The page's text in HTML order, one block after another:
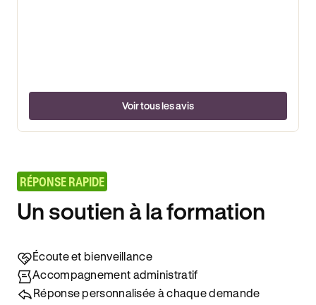
Voir tous les avis
RÉPONSE RAPIDE
Un soutien à la formation
Écoute et bienveillance
Accompagnement administratif
Réponse personnalisée à chaque demande